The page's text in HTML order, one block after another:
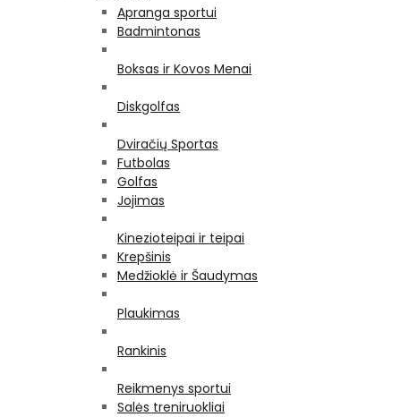
Apranga sportui
Badmintonas
Boksas ir Kovos Menai
Diskgolfas
Dviračių Sportas
Futbolas
Golfas
Jojimas
Kinezioteipai ir teipai
Krepšinis
Medžioklė ir Šaudymas
Plaukimas
Rankinis
Reikmenys sportui
Salės treniruokliai